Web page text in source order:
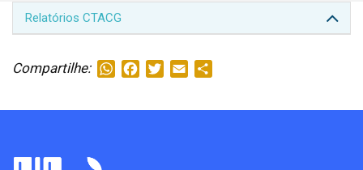
Relatórios CTACG
Compartilhe: WhatsApp
FacebookTwitterEmail